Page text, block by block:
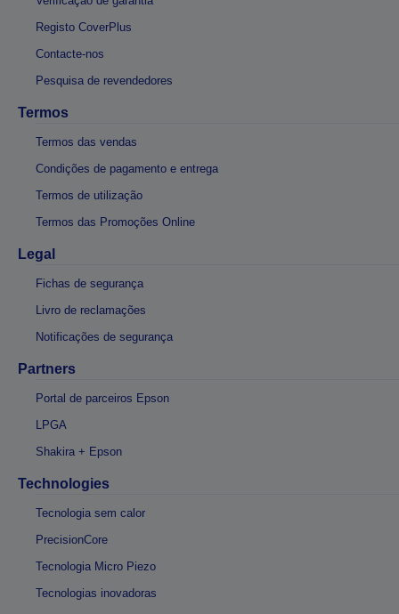
Registo CoverPlus
Contacte-nos
Pesquisa de revendedores
Termos
Termos das vendas
Condições de pagamento e entrega
Termos de utilização
Termos das Promoções Online
Legal
Fichas de segurança
Livro de reclamações
Notificações de segurança
Partners
Portal de parceiros Epson
LPGA
Shakira + Epson
Technologies
Tecnologia sem calor
PrecisionCore
Tecnologia Micro Piezo
Tecnologias inovadoras